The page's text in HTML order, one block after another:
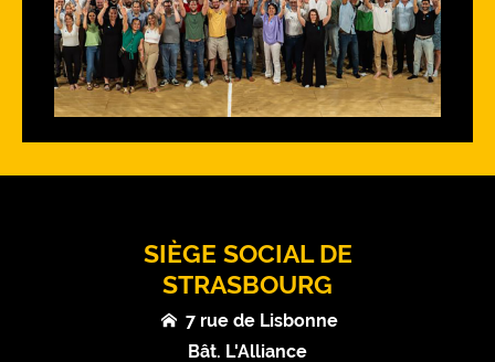
SIÈGE SOCIAL DE
STRASBOURG
7 rue de Lisbonne
Bât. L'Alliance